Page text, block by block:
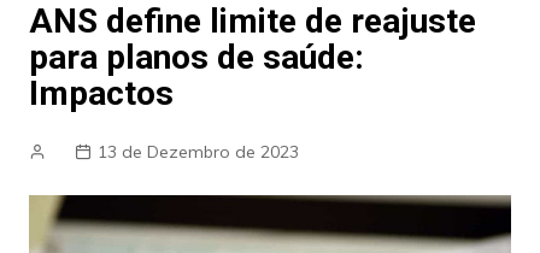
ANS define limite de reajuste
para planos de saúde:
Impactos
13 de Dezembro de 2023